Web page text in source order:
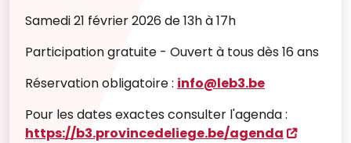
Samedi 21 février 2026 de 13h à 17h
Participation gratuite - Ouvert à tous dès 16 ans
Réservation obligatoire : info@leb3.be
Pour les dates exactes consulter l'agenda :
https://b3.provincedeliege.be/agenda